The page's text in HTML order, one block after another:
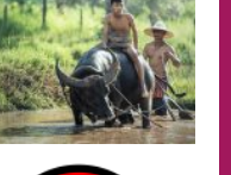
di Luar Negeri
Berkarakter, dan
Bangsa